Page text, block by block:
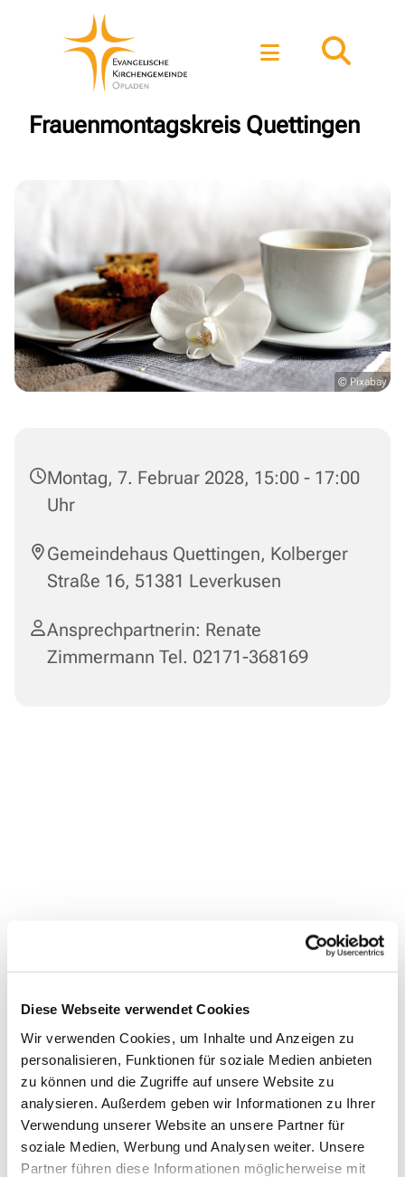
Diese Webseite verwendet Cookies
Wir verwenden Cookies, um Inhalte und Anzeigen zu
personalisieren, Funktionen für soziale Medien anbieten
zu können und die Zugriffe auf unsere Website zu
analysieren. Außerdem geben wir Informationen zu Ihrer
Verwendung unserer Website an unsere Partner für
soziale Medien, Werbung und Analysen weiter. Unsere
Partner führen diese Informationen möglicherweise mit
Frauenmontagskreis Quettingen
© Pixabay
Montag, 7. Februar 2028, 15:00 - 17:00
Uhr
Gemeindehaus Quettingen, Kolberger
Straße 16, 51381 Leverkusen
Ansprechpartnerin: Renate
Zimmermann Tel. 02171-368169
Dies könnte Sie auch
interessieren